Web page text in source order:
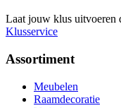
Laat jouw klus uitvoeren
Klusservice
Assortiment
Meubelen
Raamdecoratie